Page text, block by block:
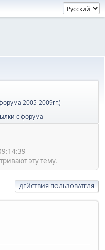
2005-2009гг.)
с форума
эту тему.
ДЕЙСТВИЯ ПОЛЬЗОВАТЕЛЯ